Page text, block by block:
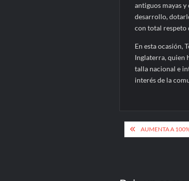
antiguos mayas
desarrollo,
con total respeto
En esta ocasión,
Inglaterra, quien
talla nacional e
interés de la
de
AUMENTA A